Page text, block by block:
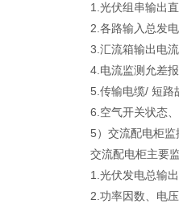
1.光伏组串输出
2.各路输入总发
3.汇流箱输出电
4.电流监测允差
5.传输电缆/ 短路
6.空气开关状态
5）交流配电柜监
交流配电柜主要
1.光伏发电总输
2.功率因数、电